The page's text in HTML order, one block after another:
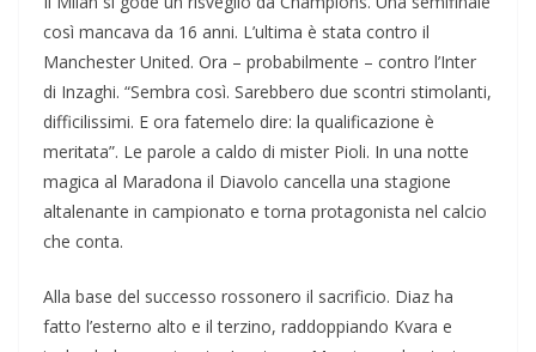
così mancava da 16 anni. L’ultima è stata contro il
Manchester United. Ora – probabilmente – contro l’Inter
di Inzaghi. “Sembra così. Sarebbero due scontri stimolanti,
difficilissimi. E ora fatemelo dire: la qualificazione è
meritata”. Le parole a caldo di mister Pioli. In una notte
magica al Maradona il Diavolo cancella una stagione
altalenante in campionato e torna protagonista nel calcio
che conta.
Alla base del successo rossonero il sacrificio. Diaz ha
fatto l’esterno alto e il terzino, raddoppiando Kvara e